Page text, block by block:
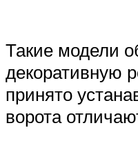
Такие модели
декоративную
принято
ворота